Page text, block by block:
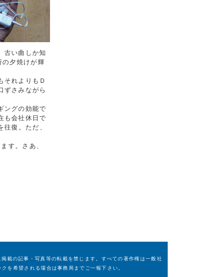
古い曲しか知
の夕焼けが輝
れよりもＤ
ずさみながら
ングの効能で
も会社休日で
復。ただ、
す。さあ、
載の記事・写真等の転載を禁じます。すべての著作権は一般社
を希望される場合は事務局までご一報下さい。